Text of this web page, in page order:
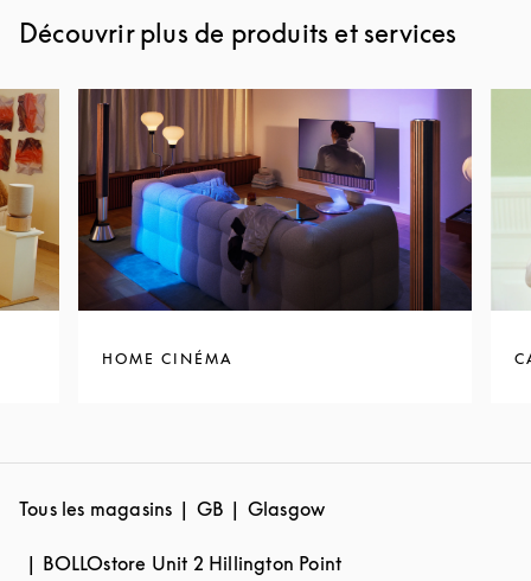
Découvrir plus de produits et services
HOME CINÉMA
Tous les magasins GB Glasgow
BOLLOstore Unit 2 Hillington Point